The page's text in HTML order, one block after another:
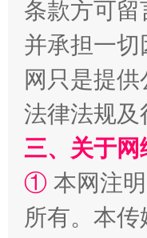
解纷+调解+退
条款方可
并承担一
网只是提
法律法规
三、关于网
① 本网注
所有。本